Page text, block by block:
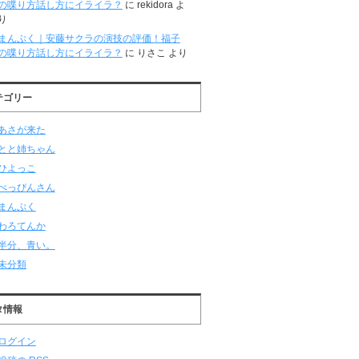
喋り方話し方にイライラ？ に rekidora よ
んぷく｜安藤サクラの演技の評価！福子
喋り方話し方にイライラ？ に りさこ より
ゴリー
さが来た
と姉ちゃん
よっこ
っぴんさん
んぷく
ろてんか
分、青い。
分類
情報
グイン